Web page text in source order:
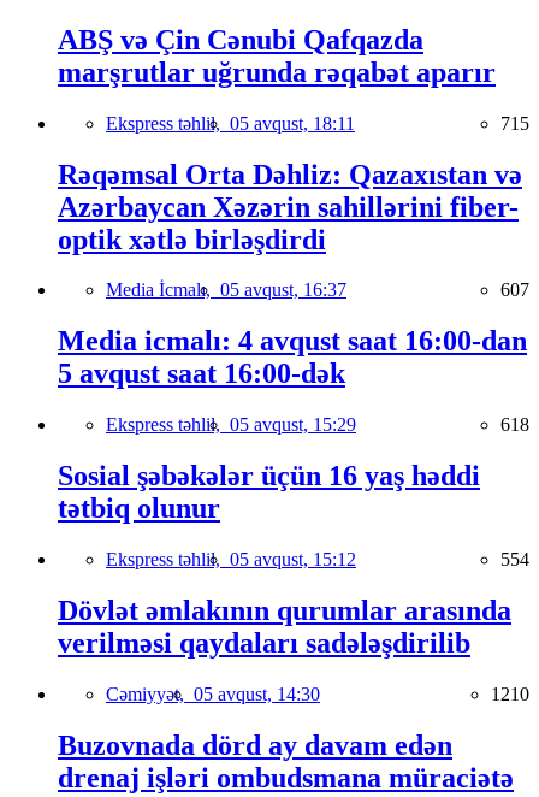
ABŞ və Çin Cənubi Qafqazda
marşrutlar uğrunda rəqabət aparır
Ekspress təhlil, 05 avqust, 18:11 715
Rəqəmsal Orta Dəhliz: Qazaxıstan və
Azərbaycan Xəzərin sahillərini fiber-
optik xətlə birləşdirdi
Media İcmalı, 05 avqust, 16:37 607
Media icmalı: 4 avqust saat 16:00-dan
5 avqust saat 16:00-dək
Ekspress təhlil, 05 avqust, 15:29 618
Sosial şəbəkələr üçün 16 yaş həddi
tətbiq olunur
Ekspress təhlil, 05 avqust, 15:12 554
Dövlət əmlakının qurumlar arasında
verilməsi qaydaları sadələşdirilib
Cəmiyyət, 05 avqust, 14:30 1210
Buzovnada dörd ay davam edən
drenaj işləri ombudsmana müraciətə